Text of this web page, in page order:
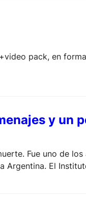
pack, en
y un
Fue uno de
Argentina. El